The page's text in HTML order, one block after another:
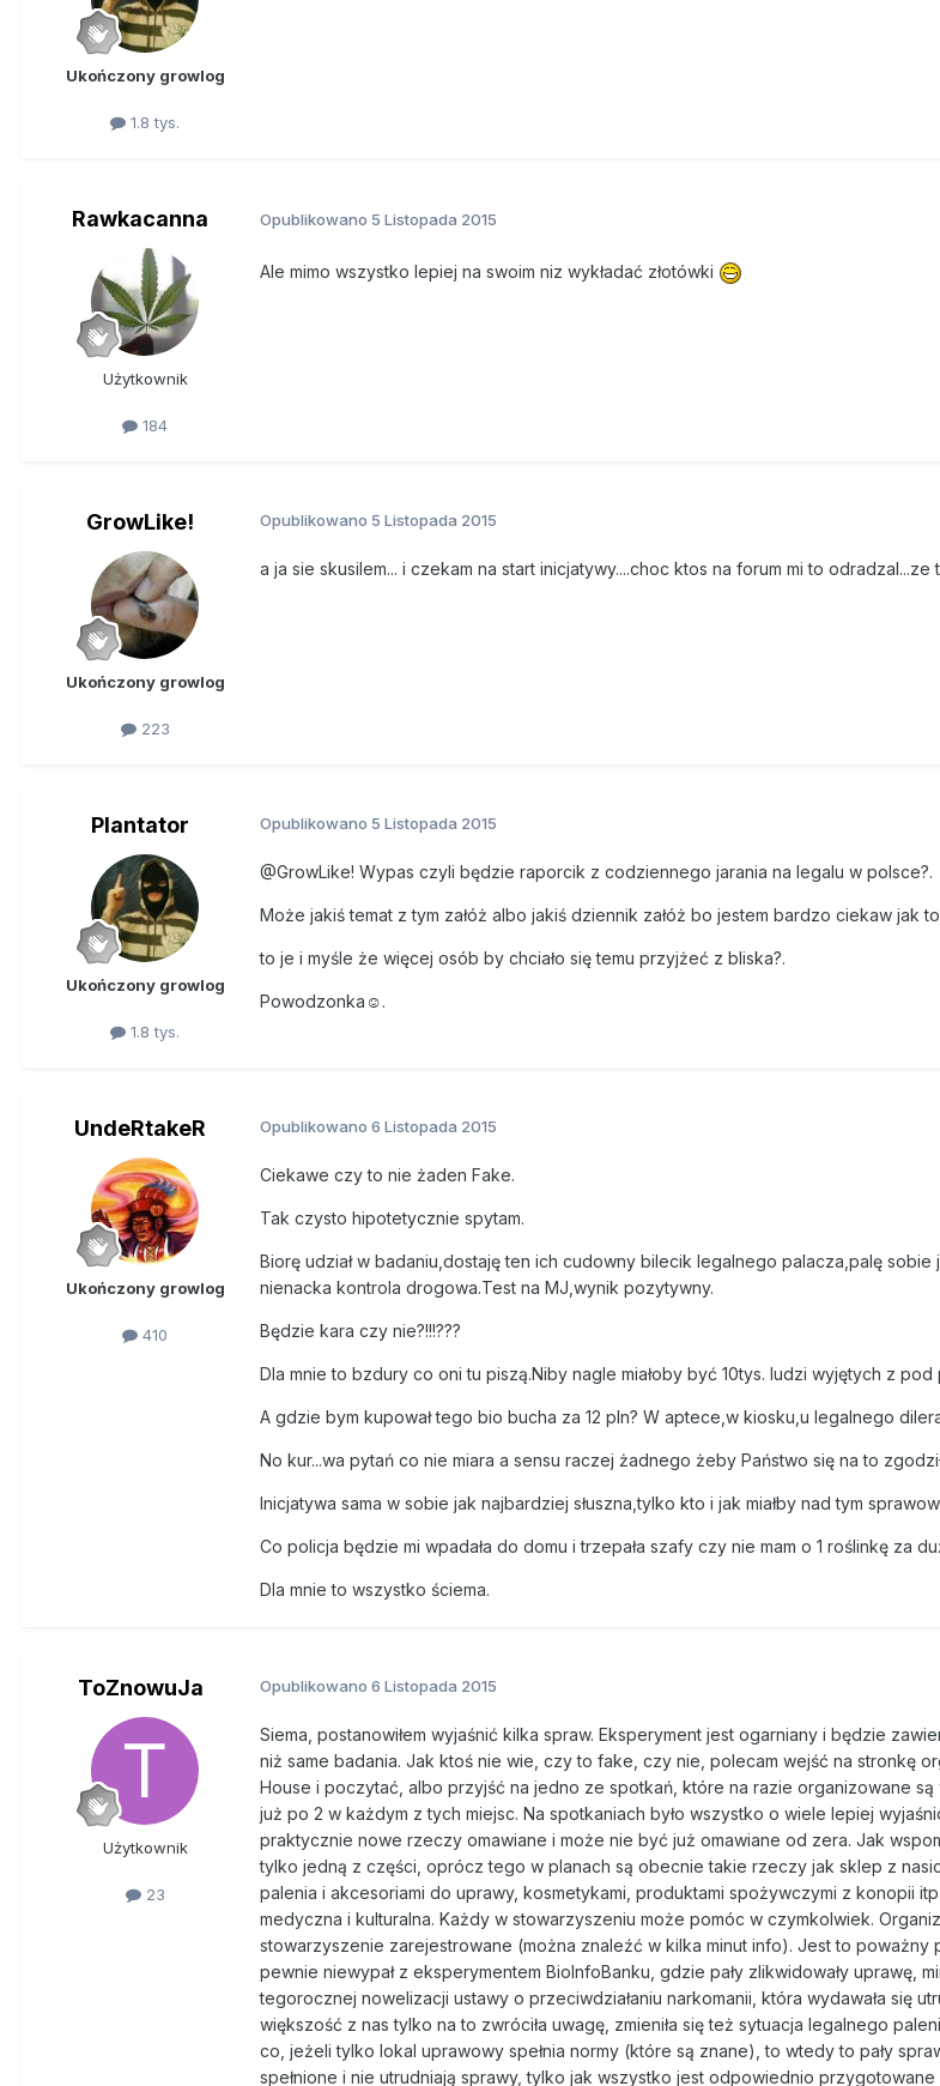
Ukończony growlog
1.8 tys.
Rawkacanna
Użytkownik
184
Opublikowano 5 Listopada 2015
Ale mimo wszystko lepiej na swoim niz wykładać złotówki
GrowLike!
Ukończony growlog
223
Opublikowano 5 Listopada 2015
a ja sie skusilem... i czekam na start inicjatywy....choc ktos na forum mi to odradzal...ze
Plantator
Ukończony growlog
1.8 tys.
Opublikowano 5 Listopada 2015
@GrowLike! Wypas czyli będzie raporcik z codziennego jarania na legalu w polsce?.
Może jakiś temat z tym załóż albo jakiś dziennik załóż bo jestem bardzo ciekaw jak
to je i myśle że więcej osób by chciało się temu przyjżeć z bliska?.
Powodzonka☺.
UndeRtakeR
Ukończony growlog
410
Opublikowano 6 Listopada 2015
Ciekawe czy to nie żaden Fake.
Tak czysto hipotetycznie spytam.
Biorę udział w badaniu,dostaję ten ich cudowny bilecik legalnego palacza,palę sobie
nienacka kontrola drogowa.Test na MJ,wynik pozytywny.
Będzie kara czy nie?!!!???
Dla mnie to bzdury co oni tu piszą.Niby nagle miałoby być 10tys. ludzi wyjętych z pod
A gdzie bym kupował tego bio bucha za 12 pln? W aptece,w kiosku,u legalnego
No kur...wa pytań co nie miara a sensu raczej żadnego żeby Państwo się na to
Inicjatywa sama w sobie jak najbardziej słuszna,tylko kto i jak miałby nad tym
Co policja będzie mi wpadała do domu i trzepała szafy czy nie mam o 1 roślinkę za
Dla mnie to wszystko ściema.
ToZnowuJa
Użytkownik
23
Opublikowano 6 Listopada 2015
Siema, postanowiłem wyjaśnić kilka spraw. Eksperyment jest ogarniany i będzie
niż same badania. Jak ktoś nie wie, czy to fake, czy nie, polecam wejść na stronkę
House i poczytać, albo przyjść na jedno ze spotkań, które na razie organizowane są
już po 2 w każdym z tych miejsc. Na spotkaniach było wszystko o wiele lepiej
praktycznie nowe rzeczy omawiane i może nie być już omawiane od zera. Jak
tylko jedną z części, oprócz tego w planach są obecnie takie rzeczy jak sklep z
palenia i akcesoriami do uprawy, kosmetykami, produktami spożywczymi z konopii
medyczna i kulturalna. Każdy w stowarzyszeniu może pomóc w czymkolwiek.
stowarzyszenie zarejestrowane (można znaleźć w kilka minut info). Jest to poważny
pewnie niewypał z eksperymentem BioInfoBanku, gdzie pały zlikwidowały uprawę,
tegorocznej nowelizacji ustawy o przeciwdziałaniu narkomanii, która wydawała się
większość z nas tylko na to zwróciła uwagę, zmieniła się też sytuacja legalnego
co, jeżeli tylko lokal uprawowy spełnia normy (które są znane), to wtedy to pały
spełnione i nie utrudniają sprawy, tylko jak wszystko jest odpowiednio